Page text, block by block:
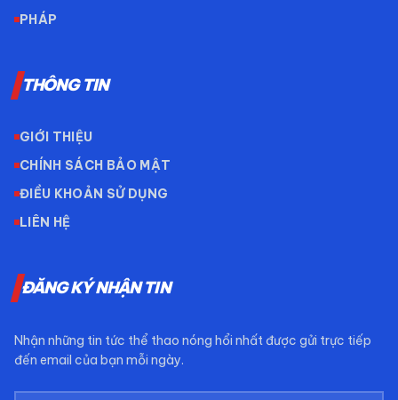
PHÁP
THÔNG TIN
GIỚI THIỆU
CHÍNH SÁCH BẢO MẬT
ĐIỀU KHOẢN SỬ DỤNG
LIÊN HỆ
ĐĂNG KÝ NHẬN TIN
Nhận những tin tức thể thao nóng hổi nhất được gửi trực tiếp
đến email của bạn mỗi ngày.